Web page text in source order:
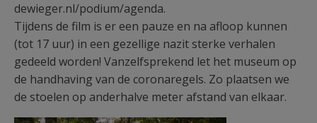
dewieger.nl/podium/agenda.
Tijdens de film is er een pauze en na afloop kunnen
(tot 17 uur) in een gezellige nazit sterke verhalen
gedeeld worden! Vanzelfsprekend let het museum op
de handhaving van de coronaregels. Zo plaatsen we
de stoelen op anderhalve meter afstand van elkaar.